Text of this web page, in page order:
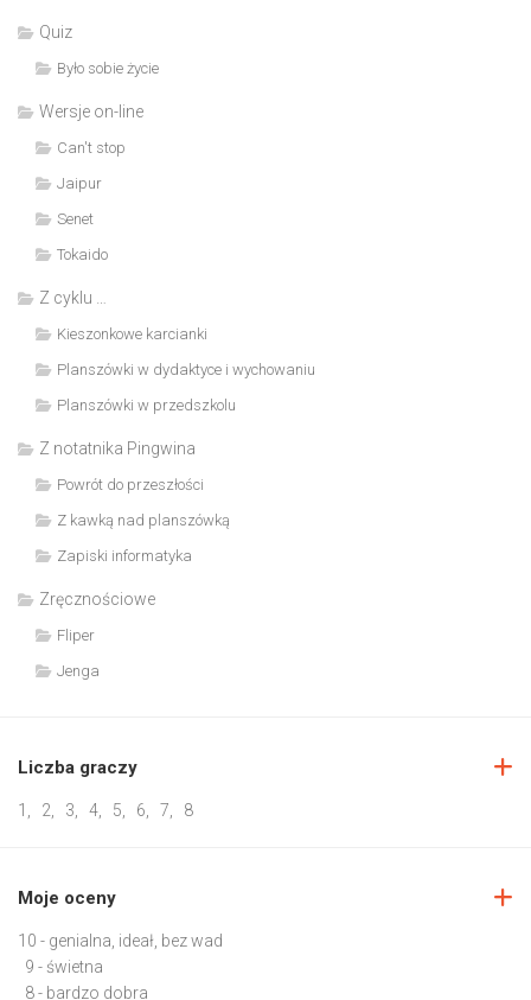
Quiz
Było sobie życie
Wersje on-line
Can't stop
Jaipur
Senet
Tokaido
Z cyklu …
Kieszonkowe karcianki
Planszówki w dydaktyce i wychowaniu
Planszówki w przedszkolu
Z notatnika Pingwina
Powrót do przeszłości
Z kawką nad planszówką
Zapiski informatyka
Zręcznościowe
Fliper
Jenga
Liczba graczy
1 , 2, 3, 4, 5, 6, 7, 8
Moje oceny
10 - genialna, ideał, bez wad
9 - świetna
8 - bardzo dobra